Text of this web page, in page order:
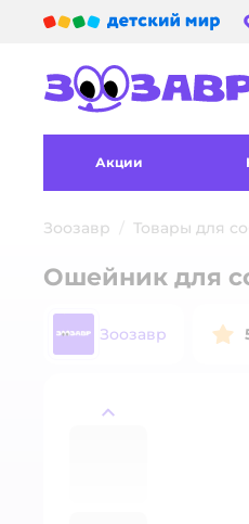
Акции
Зоозавр Товары для
назад
Ошейник для
Зоозавр